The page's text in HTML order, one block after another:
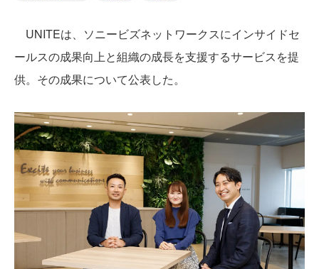
UNITEは、ソニービズネットワークスにインサイドセ
ールスの成果向上と組織の成長を支援するサービスを提
供。その成果について公表した。